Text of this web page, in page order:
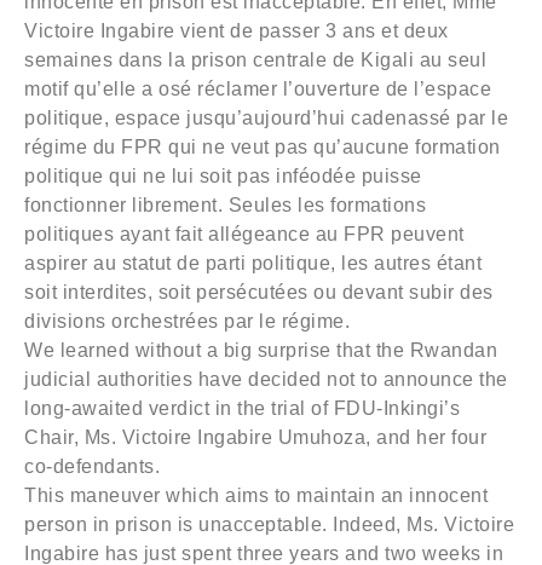
Victoire Ingabire vient de passer 3 ans et deux
semaines dans la prison centrale de Kigali au seul
motif qu’elle a osé réclamer l’ouverture de l’espace
politique, espace jusqu’aujourd’hui cadenassé par le
régime du FPR qui ne veut pas qu’aucune formation
politique qui ne lui soit pas inféodée puisse
fonctionner librement. Seules les formations
politiques ayant fait allégeance au FPR peuvent
aspirer au statut de parti politique, les autres étant
soit interdites, soit persécutées ou devant subir des
divisions orchestrées par le régime.
We learned without a big surprise that the Rwandan
judicial authorities have decided not to announce the
long-awaited verdict in the trial of FDU-Inkingi’s
Chair, Ms. Victoire Ingabire Umuhoza, and her four
co-defendants.
This maneuver which aims to maintain an innocent
person in prison is unacceptable. Indeed, Ms. Victoire
Ingabire has just spent three years and two weeks in